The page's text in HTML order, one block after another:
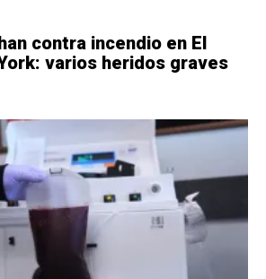
contra incendio en El
varios heridos graves